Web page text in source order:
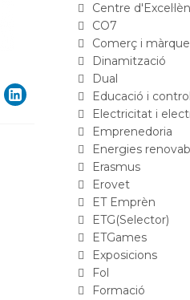
Centre
CO7
Comerç i
Dinamització
Dual
Educació i
Electricitat i
Emprenedoria
Energies
Erasmus
Erovet
ET Emprèn
ETG(Selector)
ETGames
Exposicions
Fol
Formació